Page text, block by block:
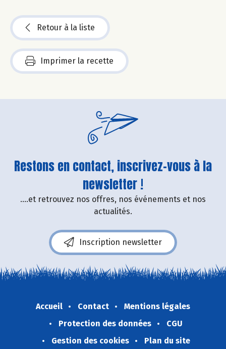
Retour à la liste
Imprimer la recette
Restons en contact, inscrivez-vous à la
newsletter !
....et retrouvez nos offres, nos événements et nos
actualités.
Inscription newsletter
Accueil Contact
Mentions légales
Protection des données
CGU
Gestion des cookies
Plan du site